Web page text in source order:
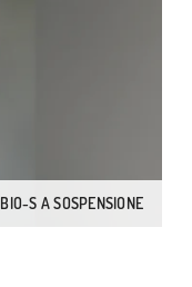
BIO-S A SOSPENSIONE